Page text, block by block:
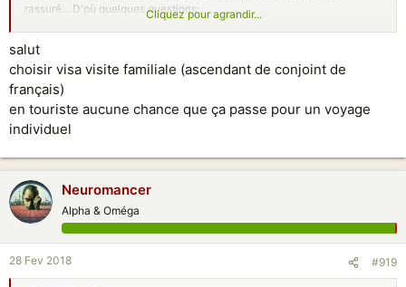
rassuré... D'où quelques questions:
- vaut-il mieux un visa touristique ou familial?
- est-il 'raisonnable' de demander deux mois, sachant que nous
pensons ensuite la raccompagner en Chine pour y passer quelques
semaines
Merci de toutes vos réponses.
Cliquez pour agrandir...
salut
choisir visa visite familiale (ascendant de conjoint de
français)
en touriste aucune chance que ça passe pour un voyage
individuel
Neuromancer
Alpha & Oméga
28 Fev 2018 #919